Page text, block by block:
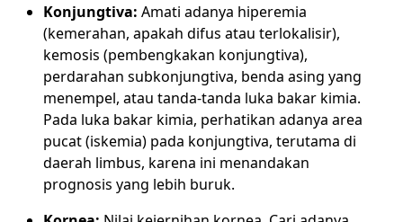
Konjungtiva: Amati adanya hiperemia
(kemerahan, apakah difus atau terlokalisir),
kemosis (pembengkakan konjungtiva),
perdarahan subkonjungtiva, benda asing yang
menempel, atau tanda-tanda luka bakar kimia.
Pada luka bakar kimia, perhatikan adanya area
pucat (iskemia) pada konjungtiva, terutama di
daerah limbus, karena ini menandakan
prognosis yang lebih buruk.